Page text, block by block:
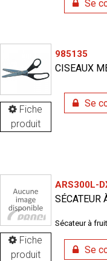
Se
Fiche
produit
985135
CISEAUX
Se
Fiche
produit
ARS300L-
SÉCATEUR
Sécateur à
Se